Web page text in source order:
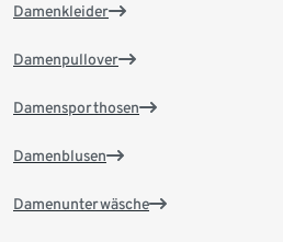
Damenkleider
Damenpullover
Damensporthosen
Damenblusen
Damenunterwäsche